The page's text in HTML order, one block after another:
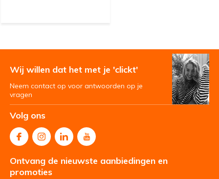
Wij willen dat het met je 'clickt'
Neem contact op voor antwoorden op je
vragen
Volg ons
Ontvang de nieuwste aanbiedingen en
promoties